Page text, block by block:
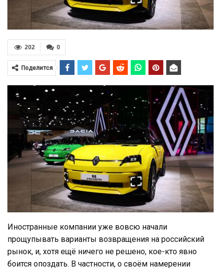
0
202
Поделится
Иностранные компании уже вовсю начали
прощупывать варианты возвращения на российский
рынок, и, хотя ещё ничего не решено, кое-кто явно
боится опоздать. В частности, о своём намерении